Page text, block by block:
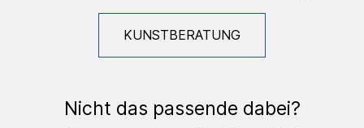
KUNSTBERATUNG
Nicht das passende dabei?